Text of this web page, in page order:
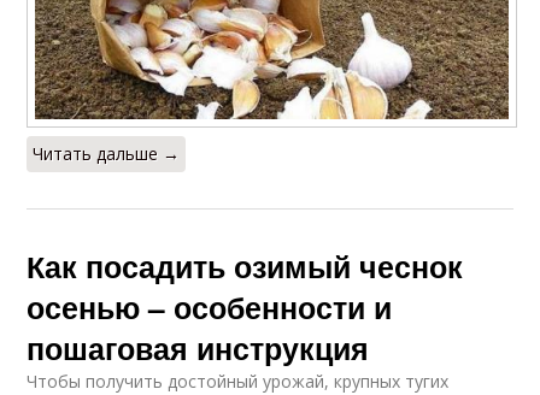
Читать дальше →
Как посадить озимый чеснок
осенью – особенности и
пошаговая инструкция
Чтобы получить достойный урожай, крупных тугих